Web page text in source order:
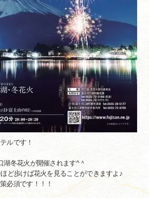
ルです！
湖冬花火が開催されます^＾
ど歩けば花火を見ることができますよ♪
必須です！！！